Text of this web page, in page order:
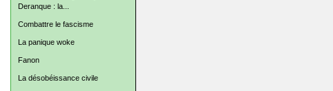
Deranque : la...
Combattre le fascisme
La panique woke
Fanon
La désobéissance civile